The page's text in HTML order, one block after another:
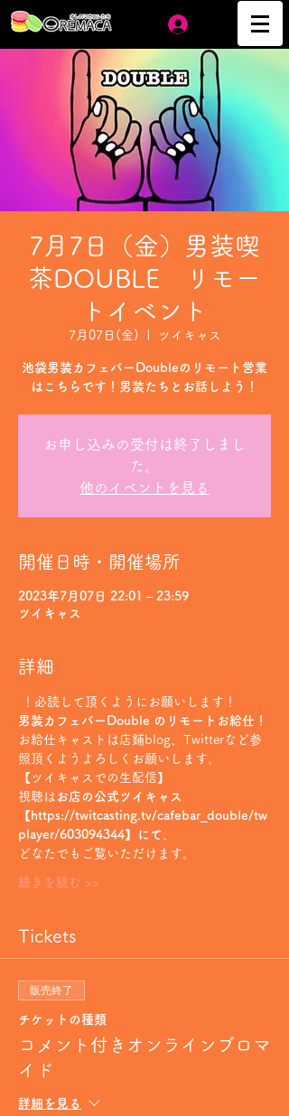
7月7日（金）男装喫
茶DOUBLE リモー
トイベント
7月07日(金) ツイキャス
池袋男装カフェバーDoubleのリモート営業
はこちらです！男装たちとお話しよう！
お申し込みの受付は終了しまし
た。
他のイベントを見る
開催日時・開催場所
2023年7月07日 22:01 – 23:59
ツイキャス
詳細
！必読して頂くようにお願いします！
男装カフェバーDouble のリモートお給仕！
お給仕キャストは店鋪blog、Twitterなど参
照頂くようよろしくお願いします。
【ツイキャスでの生配信】
視聴は お店の公式ツイキャス
【https://twitcasting.tv/cafebar_double/tw
player/603094344】にて
どなたでもご覧いただけます。
続きを読む >>
Tickets
販売終了
チケットの種類
コメント付きオンラインブロマ
イド
詳細を見る